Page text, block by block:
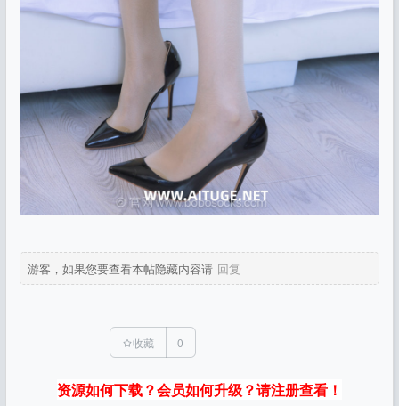
游客，如果您要查看本帖隐藏内容请 回复
收藏 0
资源如何下载？会员如何升级？请注册查看！